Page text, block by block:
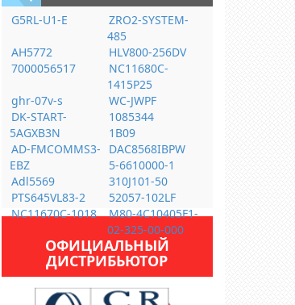
G5RL-U1-E
ZRO2-SYSTEM-
485
AH5772
HLV800-256DV
7000056517
NC11680C-
1415P25
ghr-07v-s
WC-JWPF
DK-START-
5AGXB3N
1085344
1B09
AD-FMCOMMS3-
EBZ
DAC8568IBPW
5-6610000-1
Adl5569
310J101-50
PTS645VL83-2
52057-102LF
NC11670C-1018
M80-4C10405F1-
02-325-00-000
ОФИЦИАЛЬНЫЙ
ДИСТРИБЬЮТОР